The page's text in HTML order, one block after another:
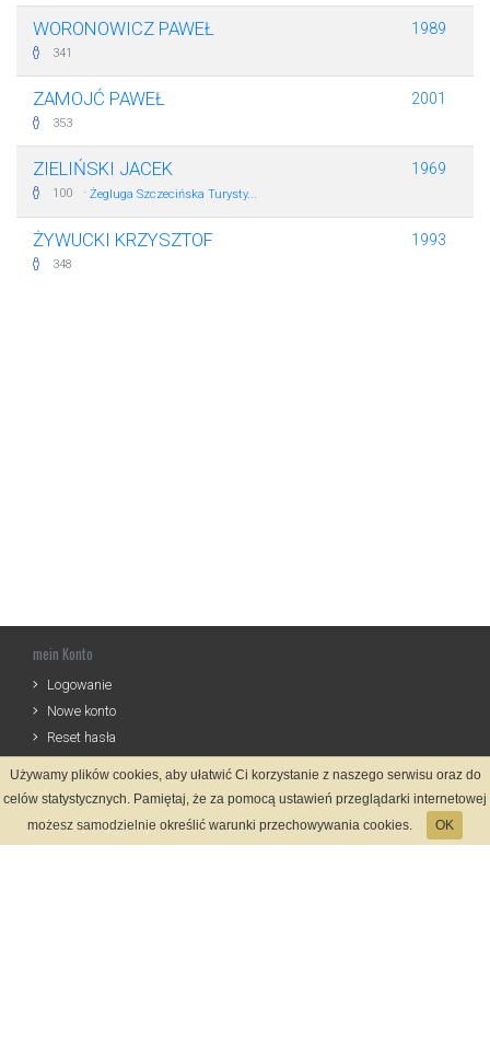
WORONOWICZ PAWEŁ
341
1989
ZAMOJĆ PAWEŁ
353
2001
ZIELIŃSKI JACEK
100 · Żegluga Szczecińska Turysty...
1969
ŻYWUCKI KRZYSZTOF
348
1993
mein Konto
Logowanie
Nowe konto
Reset hasła
Infos
Zasady Rejestracji
Używamy plików cookies, aby ułatwić Ci korzystanie z naszego serwisu oraz do
celów statystycznych. Pamiętaj, że za pomocą ustawień przeglądarki internetowej
możesz samodzielnie określić warunki przechowywania cookies.
OK